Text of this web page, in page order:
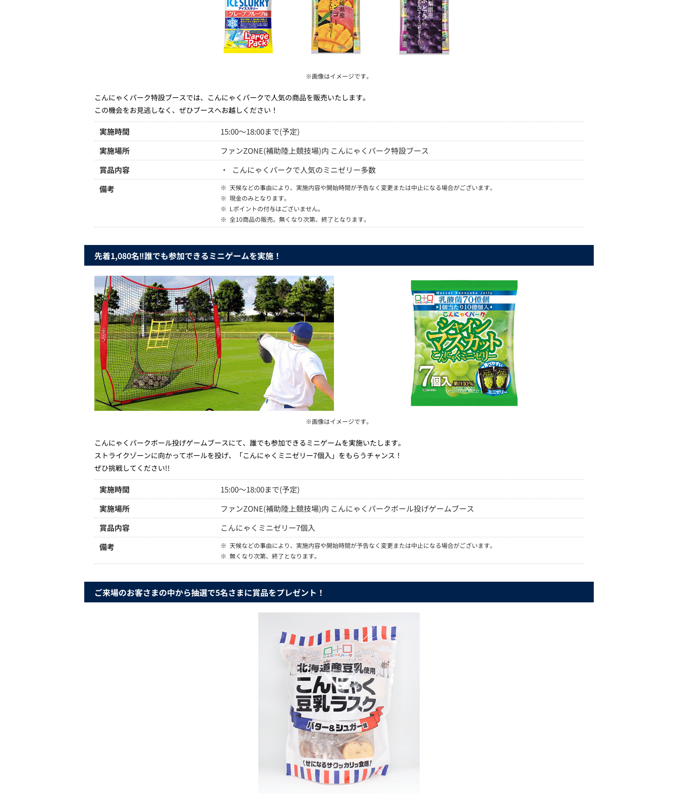
※画像はイメージです。
こんにゃくパーク特設ブースでは、こんにゃくパークで人気の商品を販売いたします。
この機会をお見逃しなく、ぜひブースへお越しください！
実施時間
15:00～18:00まで(予定)
実施場所
ファンZONE(補助陸上競技場)内 こんにゃくパーク特設ブース
賞品内容
・
こんにゃくパークで人気のミニゼリー多数
備考
※ 天候などの事由により、実施内容や開始時間が予告なく変更または中止になる場合がございます。
※ 現金のみとなります。
※ Lポイントの付与はございません。
※ 全10商品の販売。無くなり次第、終了となります。
先着1,080名‼誰でも参加できるミニゲームを実施！
※画像はイメージです。
こんにゃくパークボール投げゲームブースにて、誰でも参加できるミニゲームを実施いたします。
ストライクゾーンに向かってボールを投げ、「こんにゃくミニゼリー7個入」をもらうチャンス！
ぜひ挑戦してください!!
実施時間
15:00～18:00まで(予定)
実施場所
ファンZONE(補助陸上競技場)内 こんにゃくパークボール投げゲームブース
賞品内容
こんにゃくミニゼリー7個入
備考
※ 天候などの事由により、実施内容や開始時間が予告なく変更または中止になる場合がございます。
※ 無くなり次第、終了となります。
ご来場のお客さまの中から抽選で5名さまに賞品をプレゼント！